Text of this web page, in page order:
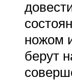
ножом
берут